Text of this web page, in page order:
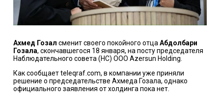
Ахмед Гозал сменит своего покойного отцаАбдолбари
Гозала, скончавшегося 18 января, на посту председателя
Наблюдательного совета (НС) ООО Azersun Holding.
Как сообщает teleqraf.com, в компании уже приняли
решение о председательстве Ахмеда Гозала, однако
официального заявления от холдинга пока нет.